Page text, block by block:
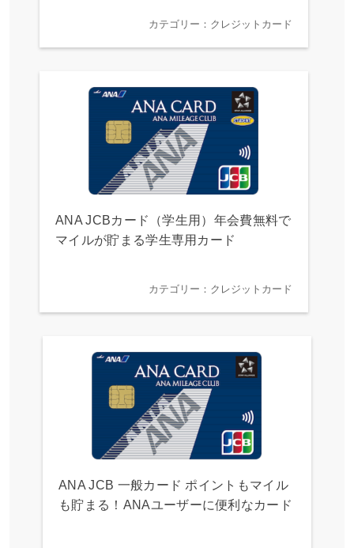
カテゴリー：クレジットカード
ANA JCBカード（学生用）年会費無料で
マイルが貯まる学生専用カード
カテゴリー：クレジットカード
ANA JCB 一般カード ポイントもマイル
も貯まる！ANAユーザーに便利なカード